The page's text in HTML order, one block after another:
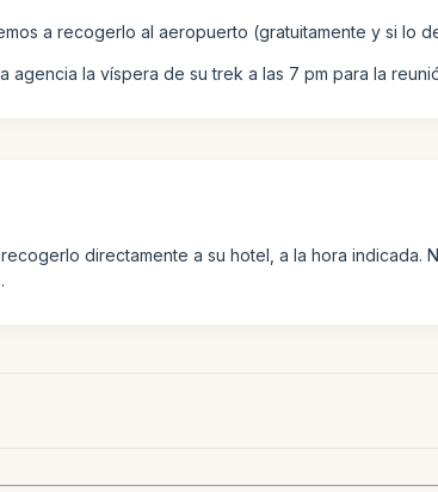
a recogerlo al aeropuerto (gratuitamente y si lo
agencia la víspera de su trek a las 7 pm para la
directamente a su hotel, a la hora